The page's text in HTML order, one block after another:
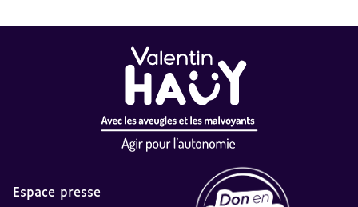
Espace presse